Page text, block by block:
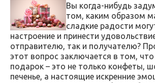
Вы когда-нибудь
том, каким образом
сладкие радости
настроение и принести
отправителю, так и получателю?
этот вопрос заключается в том,
подарок – это не только конфеты,
печенье, а настоящие искренние